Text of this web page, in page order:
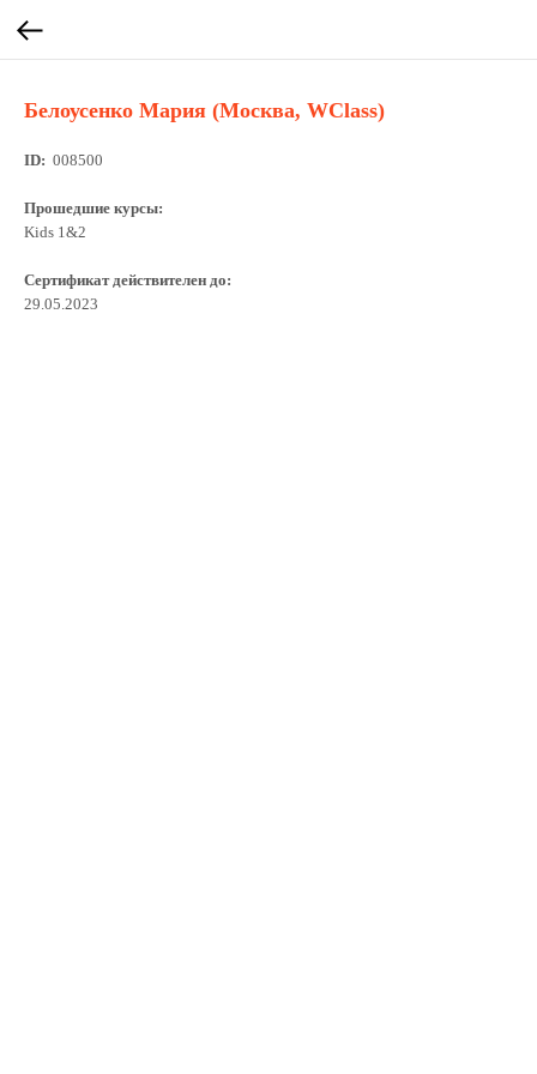
Белоусенко Мария (Москва, WClass)
ID: 008500
Прошедшие курсы:
Kids 1&2
Сертификат действителен до:
29.05.2023